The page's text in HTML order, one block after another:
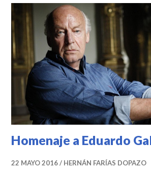
Homenaje a Eduardo
22 MAYO 2016 HERNÁN FARÍAS DOPAZO